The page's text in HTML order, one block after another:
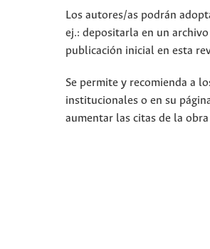
Los autores/as podrán
ej.: depositarla en un
publicación inicial en esta
Se permite y recomienda a
institucionales o en su
aumentar las citas de la